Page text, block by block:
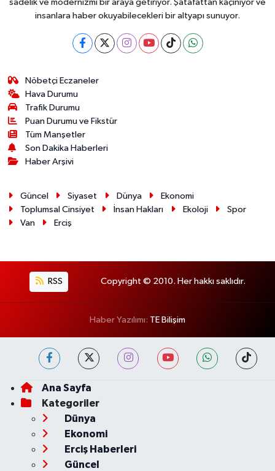
sadelik ve modernizmi bir araya getiriyor. Şatafattan kaçınıyor ve
insanlara haber okuyabilecekleri bir altyapı sunuyor.
Nöbetçi Eczaneler
Hava Durumu
Trafik Durumu
Puan Durumu ve Fikstür
Tüm Manşetler
Son Dakika Haberleri
Haber Arşivi
Güncel Siyaset Dünya
Ekonomi
Toplumsal Cinsiyet
İnsan Hakları Ekoloji
Spor
Van
Erciş
RSS Copyright © 2010. Her hakkı saklıdır.
Haber Yazılımı: TE Bilişim
Ana Sayfa
Kategoriler
Dünya
Ekonomi
Erciş Haberleri
Güncel